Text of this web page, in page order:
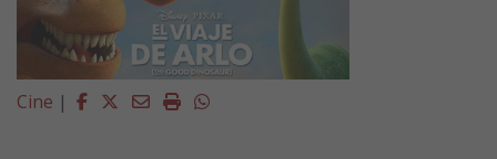
Cine | Facebook
Twitter
EmailImprimirWhatsapp